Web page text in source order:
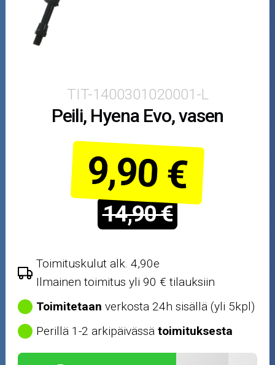
Ajovarusteet
Öljyt ja kemikaalit
Outlet-tuotteet
TIT-1400301020001-L
Peili, Hyena Evo, vasen
9,90 €
14,90 €
Toimituskulut alk. 4,90e
Ilmainen toimitus yli 90 € tilauksiin
Toimitetaan verkosta 24h sisällä (yli 5kpl)
Perillä 1-2 arkipäivässätoimituksesta